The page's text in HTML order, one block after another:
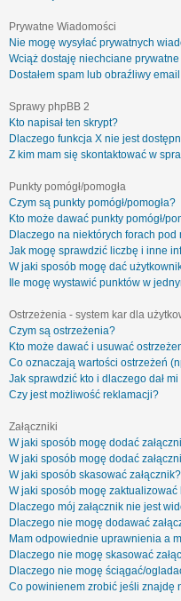
Prywatne Wiadomości
Nie mogę wysyłać prywatnych
Wciąż dostaję niechciane
Dostałem spam lub obraźliwy
Sprawy phpBB 2
Kto napisał ten skrypt?
Dlaczego funkcja X nie jest
Z kim mam się skontaktować w
Punkty pomógł/pomogła
Czym są punkty pomógł/pomogła?
Kto może dawać punkty pomógł/
Dlaczego na niektórych forach pod
Jak mogę sprawdzić liczbę i inne
W jaki sposób mogę dać
Ile mogę wystawić punktów w
Ostrzeżenia - system kar dla
Czym są ostrzeżenia?
Kto może dawać i usuwać
Co oznaczają wartości ostrzeżeń
Jak sprawdzić kto i dlaczego dał
Czy jest możliwość reklamacji?
Załączniki
W jaki sposób mogę dodać
W jaki sposób mogę dodać
W jaki sposób skasować załącznik?
W jaki sposób mogę zaktualizować
Dlaczego mój załącznik nie jest
Dlaczego nie mogę dodawać
Mam odpowiednie uprawnienia a
Dlaczego nie mogę skasować
Dlaczego nie mogę ściągać/
Co powinienem zrobić jeśli znajdę